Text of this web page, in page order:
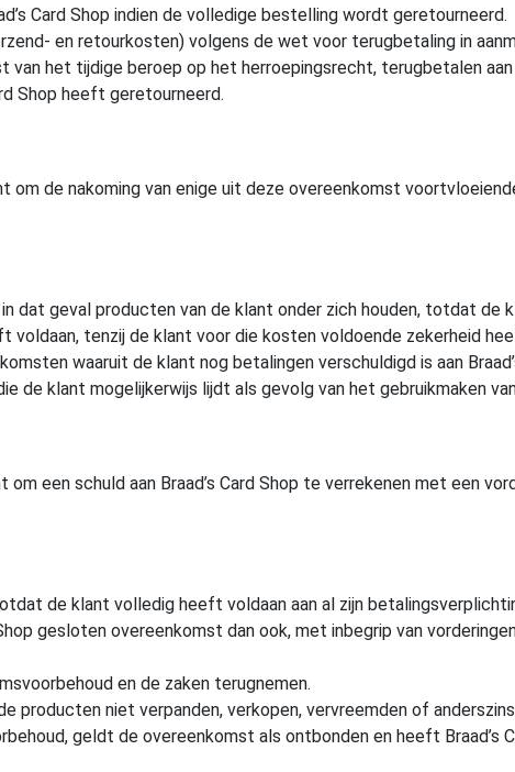
Card Shop indien de volledige bestelling wordt geretourneerd.
en retourkosten) volgens de wet voor terugbetaling in
van het tijdige beroep op het herroepingsrecht, terugbetalen
Shop heeft geretourneerd.
de nakoming van enige uit deze overeenkomst
dat geval producten van de klant onder zich houden, totdat de
voldaan, tenzij de klant voor die kosten voldoende zekerheid
waaruit de klant nog betalingen verschuldigd is aan
de klant mogelijkerwijs lijdt als gevolg van het gebruikmaken
een schuld aan Braad’s Card Shop te verrekenen met een
de klant volledig heeft voldaan aan al zijn
gesloten overeenkomst dan ook, met inbegrip van
en de zaken terugnemen.
producten niet verpanden, verkopen, vervreemden of
geldt de overeenkomst als ontbonden en heeft Braad’s